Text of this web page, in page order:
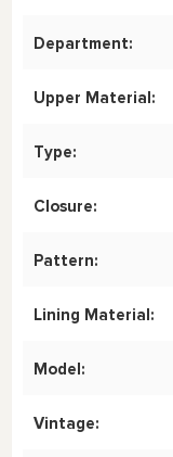
Department:
Upper Material:
Type:
Closure:
Pattern:
Lining Material:
Model:
Vintage: